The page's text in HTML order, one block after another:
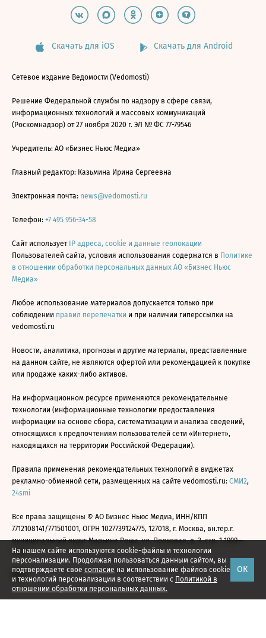
На нашем сайте используются cookie-файлы и технологии
персонализации. Продолжая пользоваться данным сайтом, вы
подтверждаете свое согласие на использование файлов cookie
и технологий персонализации в соответствии с Политикой в
отношении обработки персональных данных.
ОК
Скачать для iOS Скачать для Android
Сетевое издание Ведомости (Vedomosti)
Решение Федеральной службы по надзору в сфере связи,
информационных технологий и массовых коммуникаций
(Роскомнадзор) от 27 ноября 2020 г. ЭЛ № ФС 77-79546
Учредитель: АО «Бизнес Ньюс Медиа»
Главный редактор: Казьмина Ирина Сергеевна
Электронная почта: news@vedomosti.ru
Телефон: +7 495 956-34-58
Сайт использует IP адреса, cookie и данные геолокации
Пользователей сайта, условия использования содержатся в Политике
в отношении обработки персональных данных АО «Бизнес Ньюс
Медиа»
Любое использование материалов допускается только при
соблюдении правил перепечатки и при наличии гиперссылки на
vedomosti.ru
Новости, аналитика, прогнозы и другие материалы, представленные
на данном сайте, не являются офертой или рекомендацией к покупке
или продаже каких-либо активов.
На информационном ресурсе применяются рекомендательные
технологии (информационные технологии предоставления
информации на основе сбора, систематизации и анализа сведений,
относящихся к предпочтениям пользователей сети «Интернет»,
находящихся на территории Российской Федерации).
Правила применения рекомендательных технологий в виджетах
рекламно-обменной сети, размещенных на сайте vedomosti.ru: СМИ2,
24smi
Все права защищены © АО Бизнес Ньюс Медиа, ИНН/КПП
7712108141/771501001, ОГРН 1027739124775, 127018, г. Москва, вн.тер.г.
муниципальный округ Марьина Роща, ул. Полковая, д. 3, стр. 1 1999—
2026